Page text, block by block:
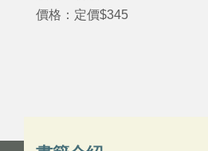
價格：定價$345